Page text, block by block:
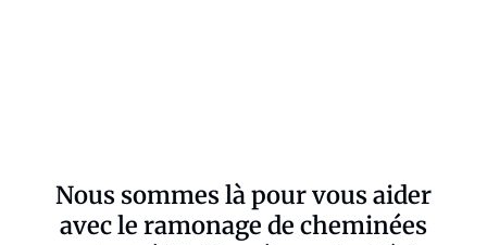
Nous sommes là pour vous aider
avec le ramonage de cheminées